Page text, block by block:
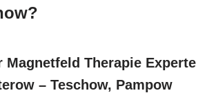
Magnetfeld Therapie Experte
– Teschow, Pampow